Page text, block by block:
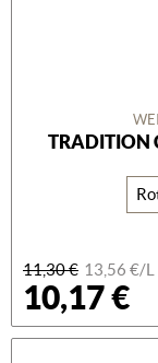
TRADITION
11,30 € 13,56 €/L
10,17 €